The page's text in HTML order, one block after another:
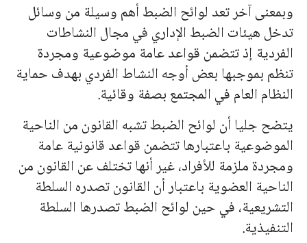
وبمعنى آخر تعد لوائح الضبط أهم وسيلة من وسائل
تدخل هيئات الضبط الإداري في مجال النشاطات
الفردية إذ تتضمن قواعد عامة موضوعية ومجردة
تنظم بموجبها بعض أوجه النشاط الفردي بهدف حماية
النظام العام في المجتمع بصفة وقائية.
يتضح جليا أن لوائح الضبط تشبه القانون من الناحية
الموضوعية باعتبارها تتضمن قواعد قانونية عامة
ومجردة ملزمة للأفراد، غير أنها تختلف عن القانون من
الناحية العضوية باعتبار أن القانون تصدره السلطة
التشريعية، في حين لوائح الضبط تصدرها السلطة
التنفيذية.